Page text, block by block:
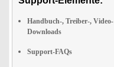
Handbuch-, Treiber-, Video-
Downloads
Support-FAQs